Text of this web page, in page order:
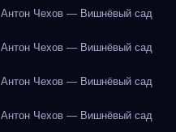
Антон Чехов — Вишнёвый сад
Антон Чехов — Вишнёвый сад
Антон Чехов — Вишнёвый сад
Антон Чехов — Вишнёвый сад